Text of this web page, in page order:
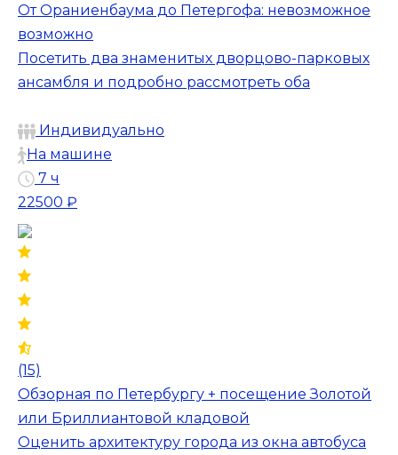
От Ораниенбаума до Петергофа: невозможное
возможно
Посетить два знаменитых дворцово-парковых
ансамбля и подробно рассмотреть оба
Индивидуально
На машине
7 ч
22500 ₽
(15)
Обзорная по Петербургу + посещение Золотой
или Бриллиантовой кладовой
Оценить архитектуру города из окна автобуса